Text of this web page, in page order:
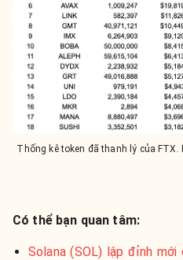
Thống kê token đã thanh lý của
Có thể bạn quan tâm:
​​​​​​​​Solana (SOL) lập đỉnh